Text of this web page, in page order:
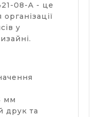
08-A - це
у
мм
друк та